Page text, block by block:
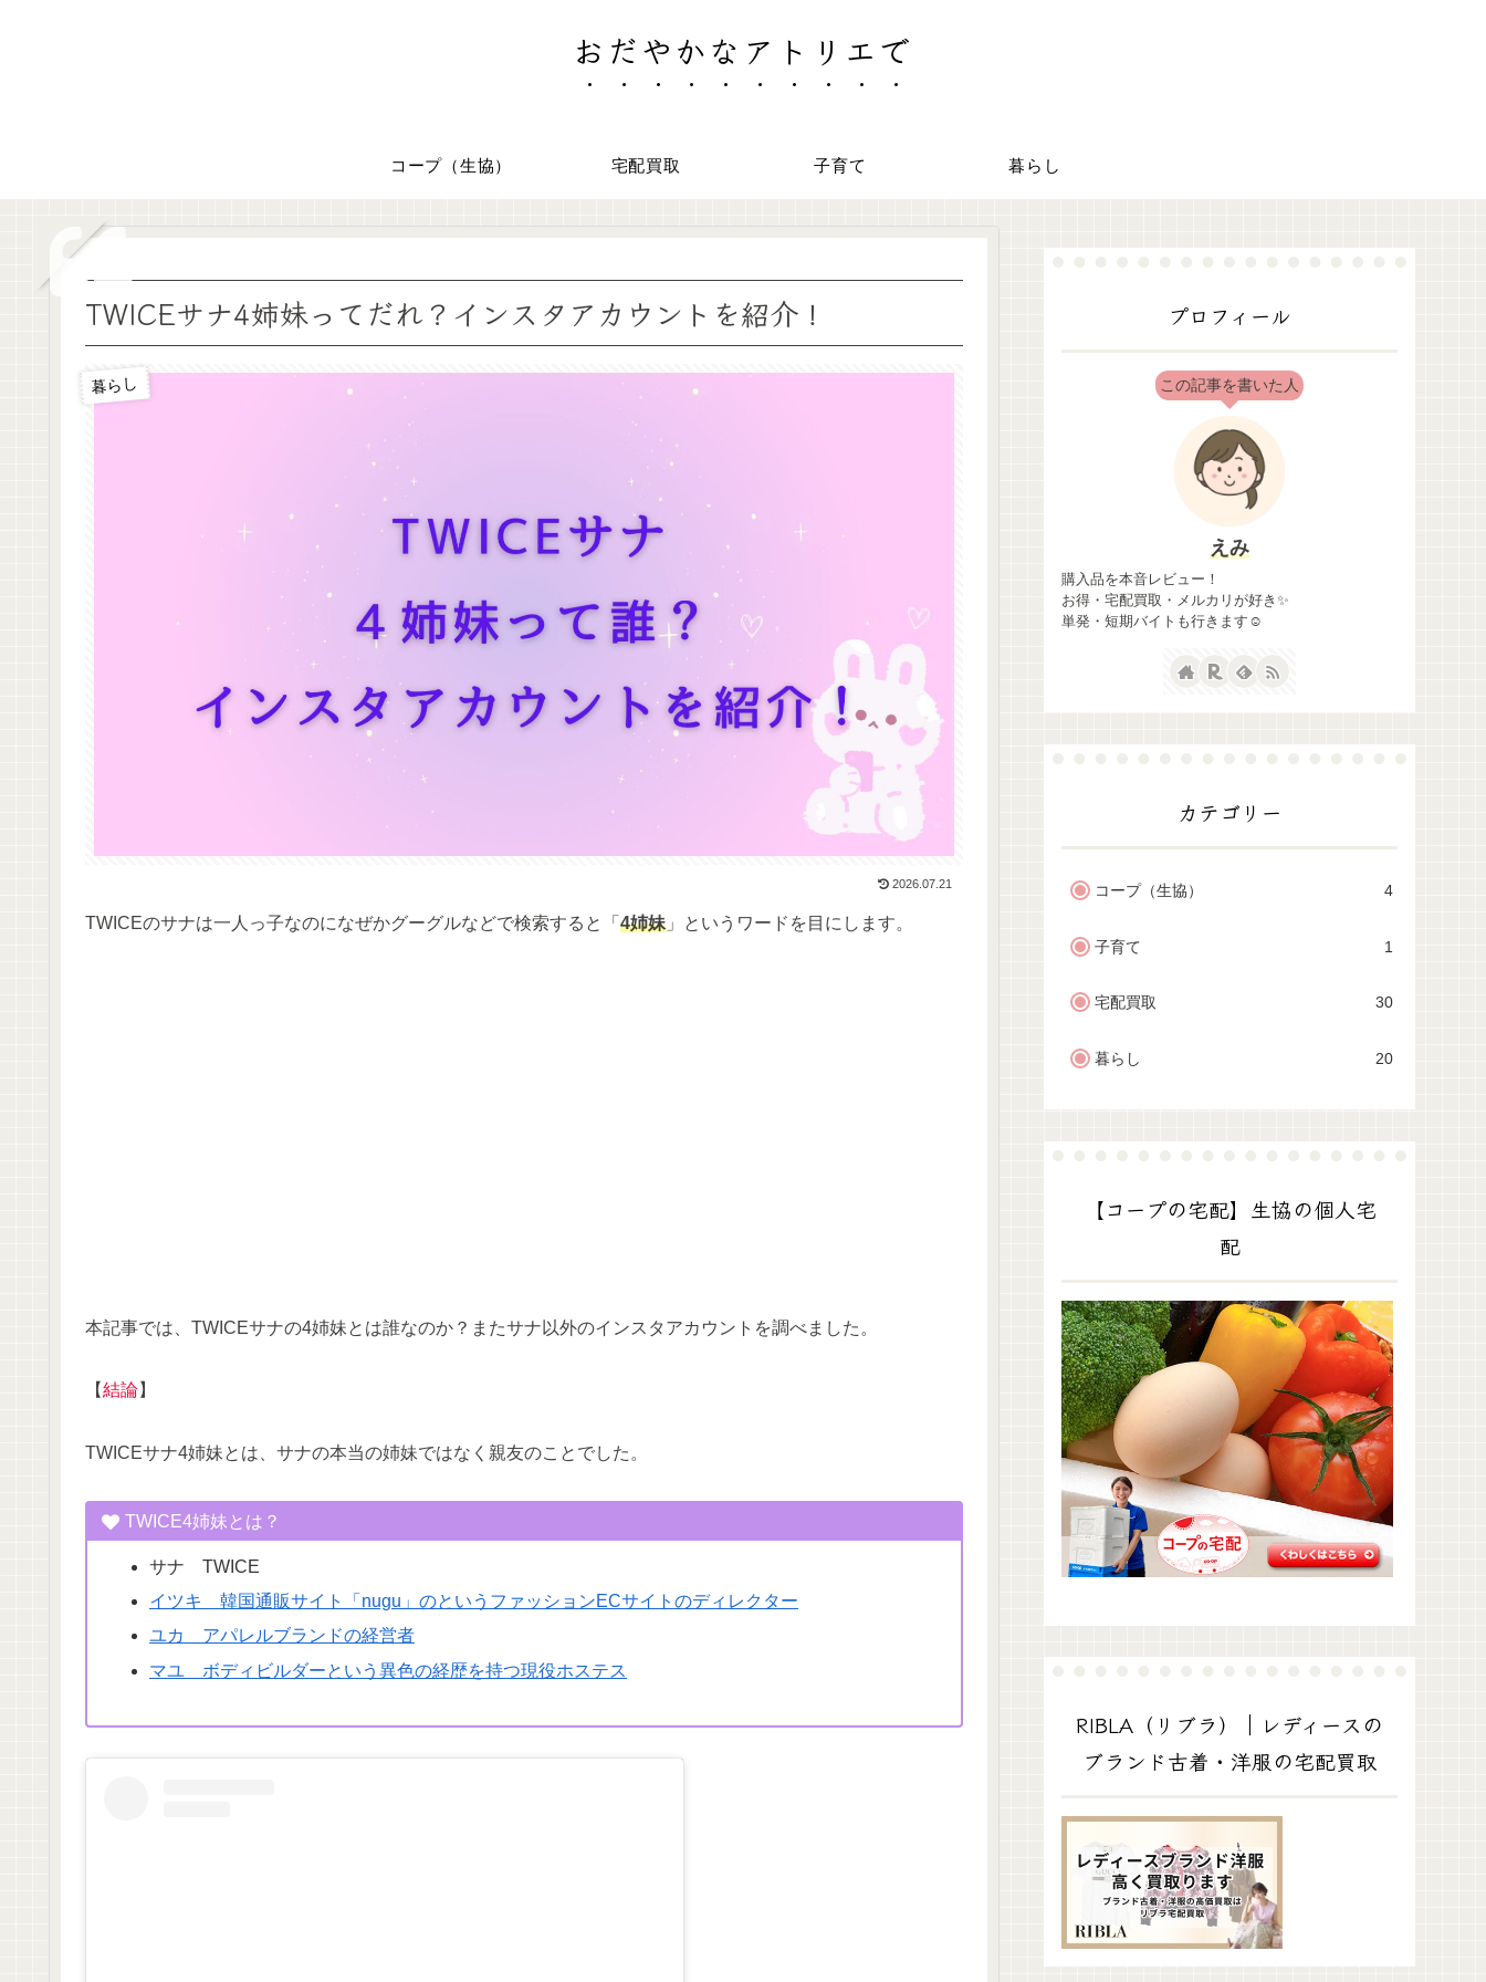
おだやかなアトリエで
コープ（生協） 宅配買取 子育て 暮らし
TWICEサナ4姉妹ってだれ？インスタアカウントを紹介！
暮らし
2026.07.21
TWICEのサナは一人っ子なのになぜかグーグルなどで検索すると「 4姉妹 」というワードを目にします。
本記事では、TWICEサナの4姉妹とは誰なのか？またサナ以外のインスタアカウントを調べました。
【結論】
TWICEサナ4姉妹とは、サナの本当の姉妹ではなく親友のことでした。
TWICE4姉妹とは？
サナ TWICE
イツキ 韓国通販サイト「nugu」のというファッションECサイトのディレクター
ユカ アパレルブランドの経営者
マユ ボディビルダーという異色の経歴を持つ現役ホステス
プロフィール
この記事を書いた人
えみ
購入品を本音レビュー！
お得・宅配買取・メルカリが好き✨
単発・短期バイトも行きます☺
カテゴリー
コープ（生協） 4
子育て 1
宅配買取 30
暮らし 20
【コープの宅配】生協の個人宅
配
RIBLA（リブラ）｜レディースの
ブランド古着・洋服の宅配買取